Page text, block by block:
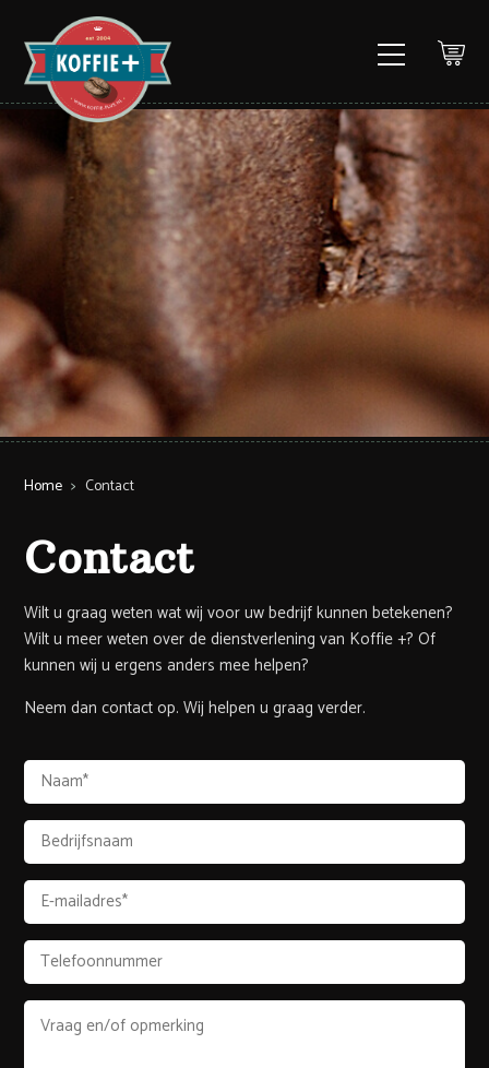
Home > Contact
Contact
Wilt u graag weten wat wij voor uw bedrijf kunnen betekenen?
Wilt u meer weten over de dienstverlening van Koffie +? Of
kunnen wij u ergens anders mee helpen?
Neem dan contact op. Wij helpen u graag verder.